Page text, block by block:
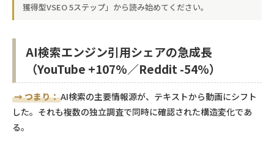
獲得型VSEO 5ステップ」から読み始めてください。
AI検索エンジン引用シェアの急成長
（YouTube +107%／Reddit -54%）
→ つまり：AI検索の主要情報源が、テキストから動画にシフト
した。それも複数の独立調査で同時に確認された構造変化であ
る。